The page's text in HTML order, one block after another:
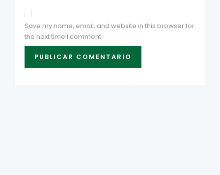
Save my name, email, and website in this browser for
the next time I comment.